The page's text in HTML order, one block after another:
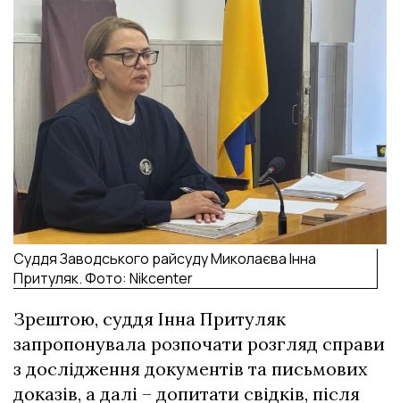
Суддя Заводського райсуду Миколаєва Інна
Притуляк. Фото: Nikcenter
Зрештою, суддя Інна Притуляк
запропонувала розпочати розгляд справи
з дослідження документів та письмових
доказів, а далі – допитати свідків, після